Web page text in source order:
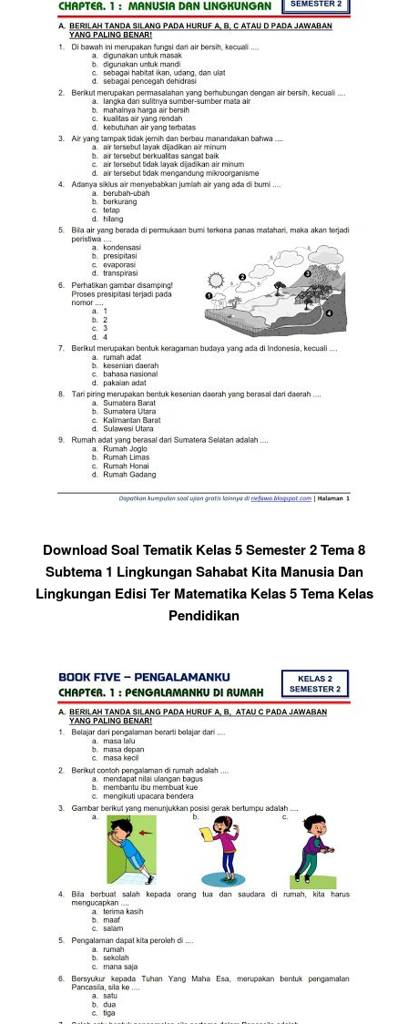
Download Soal Tematik Kelas 5 Semester 2 Tema 8
Subtema 1 Lingkungan Sahabat Kita Manusia Dan
Lingkungan Edisi Ter Matematika Kelas 5 Tema Kelas
Pendidikan